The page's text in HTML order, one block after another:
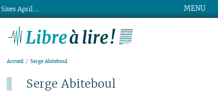
MENU
Accueil Serge Abiteboul
Serge Abiteboul
Sites April ...